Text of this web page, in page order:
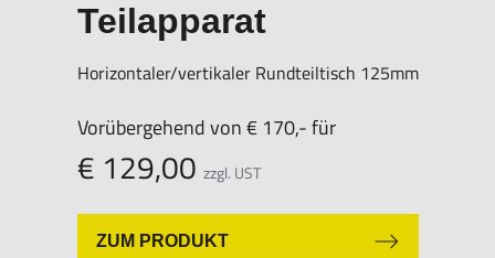
Teilapparat
Horizontaler/vertikaler Rundteiltisch 125mm
Vorübergehend von € 170,- für
€ 129,00 zzgl. UST
ZUM PRODUKT